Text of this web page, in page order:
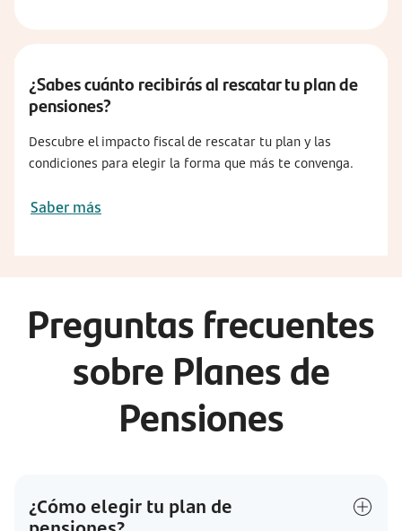
¿Sabes cuánto recibirás al rescatar tu plan de
pensiones?
Descubre el impacto fiscal de rescatar tu plan y las
condiciones para elegir la forma que más te convenga.
Saber más
Preguntas frecuentes
sobre Planes de
Pensiones
¿Cómo elegir tu plan de